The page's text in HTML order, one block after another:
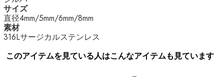
サイズ
直径4mm/5mm/6mm/8mm
素材
316Lサージカルステンレス
このアイテムを見ている人はこんなアイテムも見ています